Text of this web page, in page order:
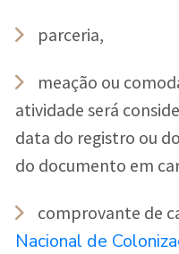
parceria,
meação ou
atividade será
data do registro ou
do documento em
comprovante de
Nacional de